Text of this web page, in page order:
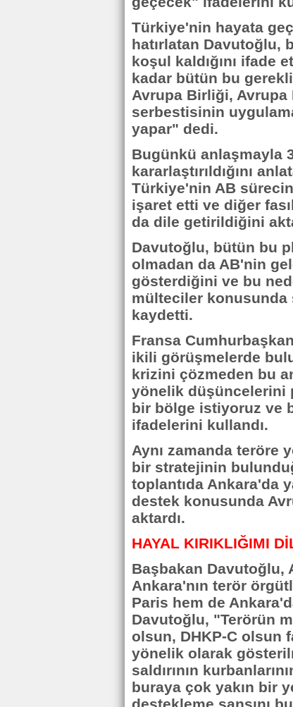
Türkiye'nin hayata
hatırlatan Davutoğlu,
koşul kaldığını ifade
kadar bütün bu
Avrupa Birliği,
serbestisinin
yapar" dedi.
Bugünkü anlaşmayla
kararlaştırıldığını
Türkiye'nin AB
işaret etti ve diğer
da dile getirildiğini
Davutoğlu, bütün bu
olmadan da AB'nin
gösterdiğini ve bu
mülteciler
kaydetti.
Fransa
ikili görüşmelerde
krizini çözmeden bu
yönelik düşüncelerini
bir bölge istiyoruz ve
ifadelerini kullandı.
Aynı zamanda teröre
bir stratejinin
toplantıda Ankara'da
destek konusunda
aktardı.
HAYAL KIRIKLIĞIMI
Başbakan Davutoğlu,
Ankara'nın terör
Paris hem de
Davutoğlu, "Terörün
olsun, DHKP-C olsun
yönelik olarak
saldırının
buraya çok yakın bir